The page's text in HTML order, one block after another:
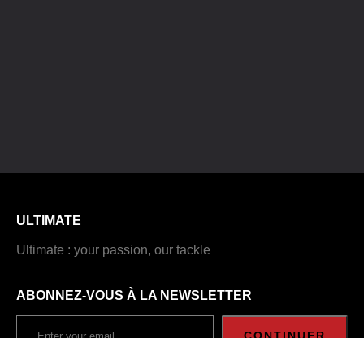
ULTIMATE
Ultimate : your passion, our tackle
ABONNEZ-VOUS À LA NEWSLETTER